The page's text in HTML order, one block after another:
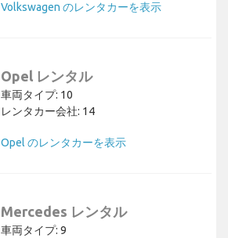
Volkswagen のレンタカーを表示
Opel レンタル
車両タイプ: 10
レンタカー会社: 14
Opel のレンタカーを表示
Mercedes レンタル
車両タイプ: 9